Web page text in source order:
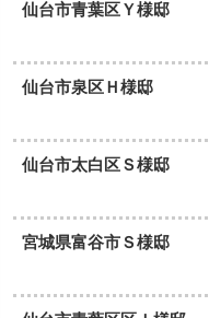
仙台市青葉区Ｙ様邸
仙台市泉区Ｈ様邸
仙台市太白区Ｓ様邸
宮城県富谷市Ｓ様邸